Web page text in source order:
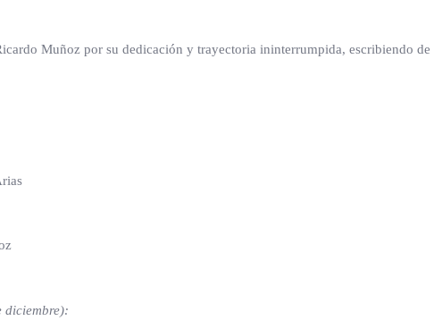
Muñoz por su dedicación y trayectoria ininterrumpida, escribiendo de
diciembre):